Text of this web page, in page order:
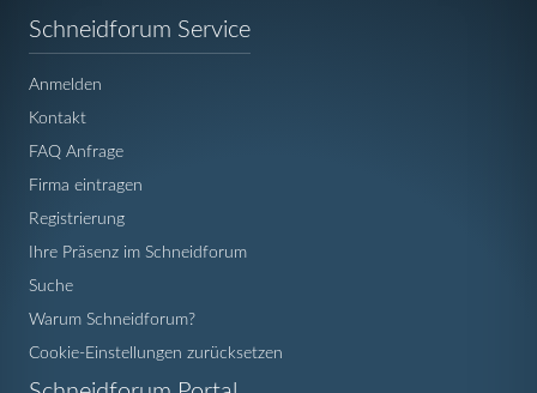
Schneidforum Service
Anmelden
Kontakt
FAQ Anfrage
Firma eintragen
Registrierung
Ihre Präsenz im Schneidforum
Suche
Warum Schneidforum?
Cookie-Einstellungen zurücksetzen